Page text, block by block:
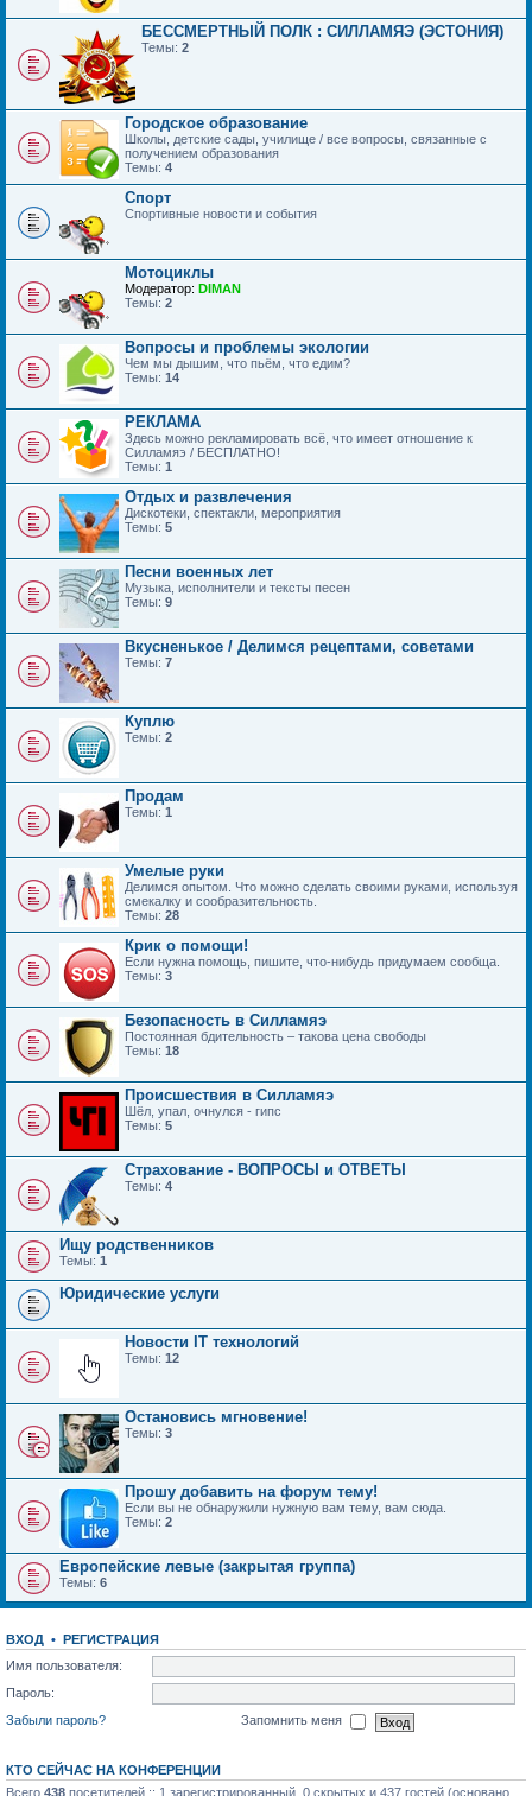
БЕССМЕРТНЫЙ ПОЛК : СИЛЛАМЯЭ (ЭСТОНИЯ)
Темы: 2
Городское образование
Школы, детские сады, училище / все вопросы, связанные с
получением образования
Темы: 4
Спорт
Спортивные новости и события
Мотоциклы
Модератор: DIMAN
Темы: 2
Вопросы и проблемы экологии
Чем мы дышим, что пьём, что едим?
Темы: 14
РЕКЛАМА
Здесь можно рекламировать всё, что имеет отношение к
Силламяэ / БЕСПЛАТНО!
Темы: 1
Отдых и развлечения
Дискотеки, спектакли, мероприятия
Темы: 5
Песни военных лет
Музыка, исполнители и тексты песен
Темы: 9
Вкусненькое / Делимся рецептами, советами
Темы: 7
Куплю
Темы: 2
Продам
Темы: 1
Умелые руки
Делимся опытом. Что можно сделать своими руками, используя
смекалку и сообразительность.
Темы: 28
Крик о помощи!
Если нужна помощь, пишите, что-нибудь придумаем сообща.
Темы: 3
Безопасность в Силламяэ
Постоянная бдительность – такова цена свободы
Темы: 18
Происшествия в Силламяэ
Шёл, упал, очнулся - гипс
Темы: 5
Страхование - ВОПРОСЫ и ОТВЕТЫ
Темы: 4
Ищу родственников
Темы: 1
Юридические услуги
Новости IT технологий
Темы: 12
Остановись мгновение!
Темы: 3
Прошу добавить на форум тему!
Если вы не обнаружили нужную вам тему, вам сюда.
Темы: 2
Европейские левые (закрытая группа)
Темы: 6
ВХОД • РЕГИСТРАЦИЯ
Имя пользователя:
Пароль:
Забыли пароль?
Запомнить меня
КТО СЕЙЧАС НА КОНФЕРЕНЦИИ
Всего 438 посетителей :: 1 зарегистрированный, 0 скрытых и 437 гостей (основано